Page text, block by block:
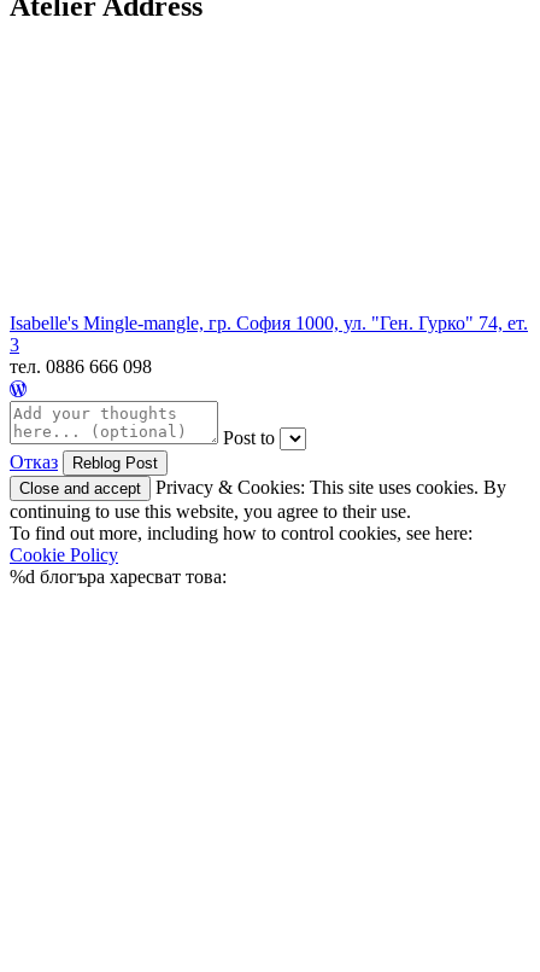
Isabelle's Mingle-mangle, гр. София 1000, ул. "Ген. Гурко" 74, ет.
3
тел. 0886 666 098
Post to
Отказ
Privacy & Cookies: This site uses cookies. By
continuing to use this website, you agree to their use.
To find out more, including how to control cookies, see here:
Cookie Policy
%d блогъра харесват това: